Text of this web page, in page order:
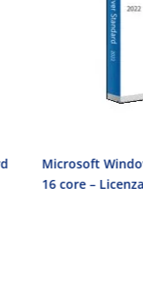
Microsoft Windows
16 core – Licenza